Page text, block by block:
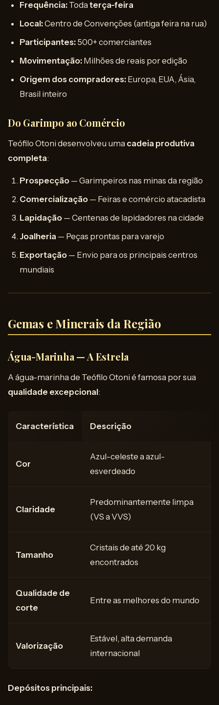
Frequência: Todaterça-feira
Local:Centro de Convenções (antiga feira na rua)
Participantes: 500+ comerciantes
Movimentação: Milhões de reais por edição
Origem dos compradores: Europa, EUA, Ásia,
Brasil inteiro
Do Garimpo ao Comércio
Teófilo Otoni desenvolveu uma cadeia produtiva
completa:
Prospecção — Garimpeiros nas minas da região
Comercialização — Feiras e comércio atacadista
Lapidação — Centenas de lapidadores na cidade
Joalheria — Peças prontas para varejo
Exportação — Envio para os principais centros
mundiais
Gemas e Minerais da Região
Água-Marinha — A Estrela
A água-marinha de Teófilo Otoni é famosa por sua
qualidade excepcional:
Característica Descrição
Cor
Azul-celeste a azul-
esverdeado
Claridade
Predominantemente limpa
(VS a VVS)
Tamanho
Cristais de até 20 kg
encontrados
Qualidade de
corte
Entre as melhores do mundo
Valorização
Estável, alta demanda
internacional
Depósitos principais: